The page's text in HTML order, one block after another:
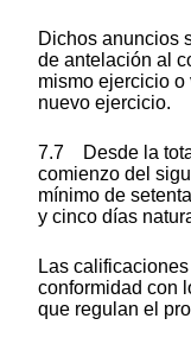
Dichos anuncios
de antelación al
mismo ejercicio o
nuevo ejercicio.
7.7 Desde la
comienzo del
mínimo de
y cinco días
Las
conformidad con
que regulan el